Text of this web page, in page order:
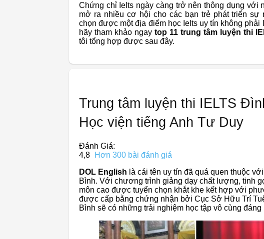
Chứng chỉ Ielts ngày càng trở nên thông dụng với
mở ra nhiều cơ hội cho các bạn trẻ phát triển
chọn được một địa điểm học Ielts uy tín không
hãy tham khảo ngay top 11 trung tâm luyện thi
tôi tổng hợp được sau đây.
Trung tâm luyện thi IELTS
Học viện tiếng Anh Tư Duy
Đánh Giá:
4,8
Hơn 300 bài đánh giá
DOL English là cái tên uy tín đã quá quen thuộc
Bình. Với chương trình giảng dạy chất lượng, tinh
môn cao được tuyển chọn khắt khe kết hợp với
được cấp bằng chứng nhận bởi Cục Sở Hữu Trí
Bình sẽ có những trải nghiệm học tập vô cùng đáng